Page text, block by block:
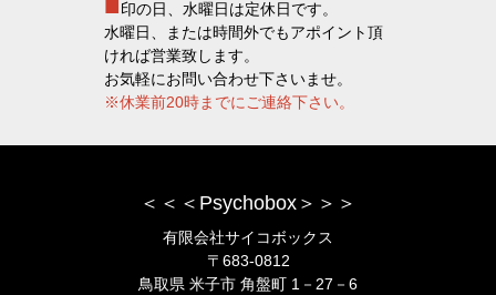
印の日、水曜日は定休日です。
水曜日、または時間外でもアポイント頂
ければ営業致します。
お気軽にお問い合わせ下さいませ。
※休業前20時までにご連絡下さい。
＜＜＜Psychobox＞＞＞
有限会社サイコボックス
〒683-0812
鳥取県 米子市 角盤町 1－27－6